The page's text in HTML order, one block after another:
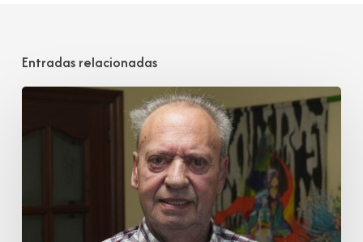
Entradas relacionadas
Juan